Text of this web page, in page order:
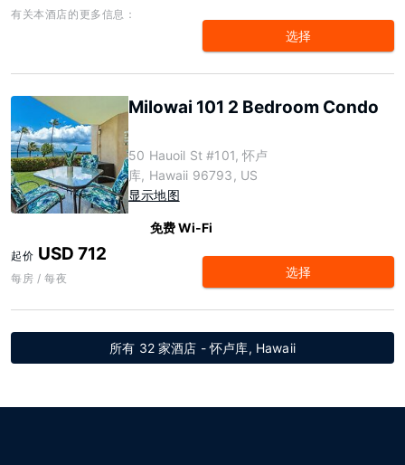
有关本酒店的更多信息：
选择
Milowai 101 2 Bedroom Condo
50 Hauoil St #101, 怀卢
库, Hawaii 96793, US
显示地图
免费 Wi-Fi
起价 USD 712
每房 / 每夜 选择
所有 32 家酒店 - 怀卢库, Hawaii